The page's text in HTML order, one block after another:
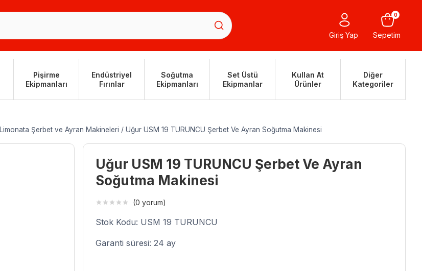
Giriş Yap Sepetim
0
Pişirme
Ekipmanları
Endüstriyel
Fırınlar
Soğutma
Ekipmanları
Set Üstü
Ekipmanlar
Kullan At
Ürünler
Diğer
Kategoriler
Limonata Şerbet ve Ayran Makineleri / Uğur USM 19 TURUNCU Şerbet Ve Ayran Soğutma Makinesi
Uğur USM 19 TURUNCU Şerbet Ve Ayran
Soğutma Makinesi
(0 yorum)
Stok Kodu: USM 19 TURUNCU
Garanti süresi: 24 ay